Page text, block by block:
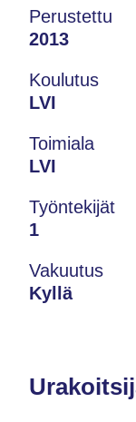
Perustettu
2013
Koulutus
LVI
Toimiala
LVI
Työntekijät
1
Vakuutus
Kyllä